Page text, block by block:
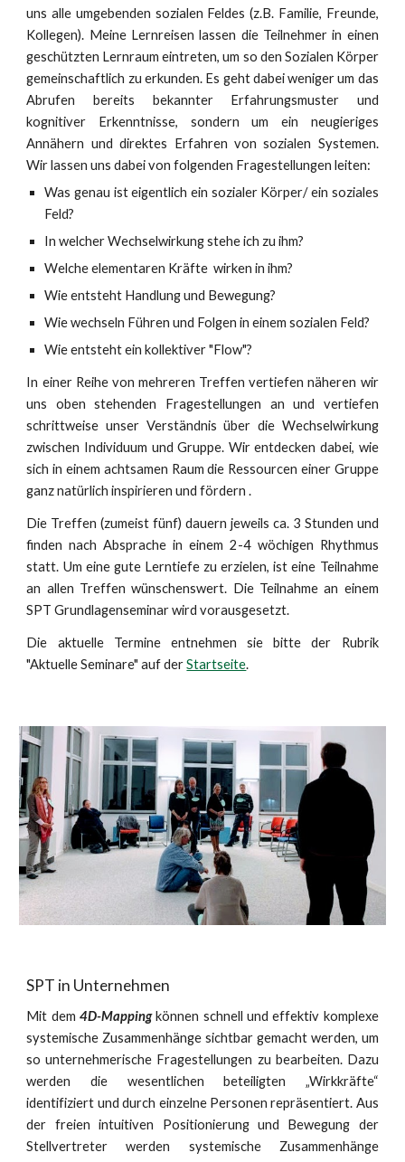
uns alle umgebenden sozialen Feldes (z.B. Familie, Freunde,
Kollegen). Meine Lernreisen lassen die Teilnehmer in einen
geschützten Lernraum eintreten, um so den Sozialen Körper
gemeinschaftlich zu erkunden. Es geht dabei weniger um das
Abrufen bereits bekannter Erfahrungsmuster und
kognitiver Erkenntnisse, sondern um ein neugieriges
Annähern und direktes Erfahren von sozialen Systemen.
Wir lassen uns dabei von folgenden Fragestellungen leiten:
Was genau ist eigentlich ein sozialer Körper/ ein soziales
Feld?
In welcher Wechselwirkung stehe ich zu ihm?
Welche elementaren Kräfte wirken in ihm?
Wie entsteht Handlung und Bewegung?
Wie wechseln Führen und Folgen in einem sozialen Feld?
Wie entsteht ein kollektiver "Flow"?
In einer Reihe von mehreren Treffen vertiefen näheren wir
uns oben stehenden Fragestellungen an und vertiefen
schrittweise unser Verständnis über die Wechselwirkung
zwischen Individuum und Gruppe. Wir entdecken dabei, wie
sich in einem achtsamen Raum die Ressourcen einer Gruppe
ganz natürlich inspirieren und fördern .
Die Treffen (zumeist fünf) dauern jeweils ca. 3 Stunden und
finden nach Absprache in einem 2-4 wöchigen Rhythmus
statt. Um eine gute Lerntiefe zu erzielen, ist eine Teilnahme
an allen Treffen wünschenswert. Die Teilnahme an einem
SPT Grundlagenseminar wird vorausgesetzt.
Die aktuelle Termine entnehmen sie bitte der Rubrik
"Aktuelle Seminare" auf derStartseite.
SPT in Unternehmen
Mit dem4D-Mappingkönnen schnell und effektiv komplexe
systemische Zusammenhänge sichtbar gemacht werden, um
so unternehmerische Fragestellungen zu bearbeiten. Dazu
werden die wesentlichen beteiligten „Wirkkräfte“
identifiziert und durch einzelne Personen repräsentiert. Aus
der freien intuitiven Positionierung und Bewegung der
Stellvertreter werden systemische Zusammenhänge